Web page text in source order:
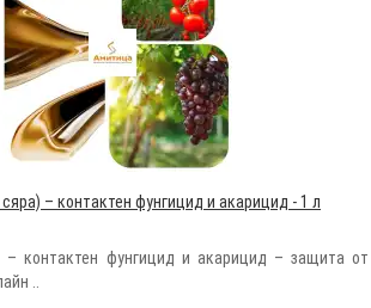
– контактен фунгицид и акарицид - 1 л
– контактен фунгицид и акарицид – защита от
..